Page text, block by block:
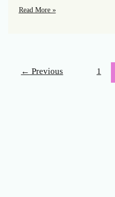
ЦСКА
влияли
Read More »
← Previous 1